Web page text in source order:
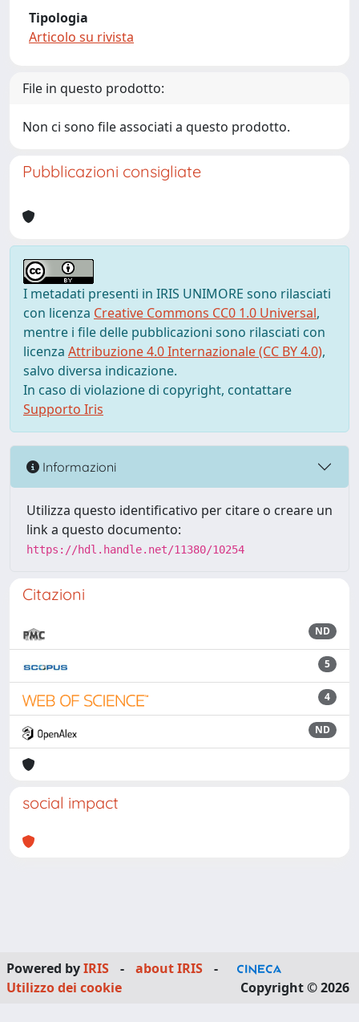
Tipologia
Articolo su rivista
File in questo prodotto:
Non ci sono file associati a questo prodotto.
Pubblicazioni consigliate
I metadati presenti in IRIS UNIMORE sono rilasciati
con licenza Creative Commons CC0 1.0 Universal,
mentre i file delle pubblicazioni sono rilasciati con
licenza Attribuzione 4.0 Internazionale (CC BY 4.0),
salvo diversa indicazione.
In caso di violazione di copyright, contattare
Supporto Iris
Informazioni
Utilizza questo identificativo per citare o creare un
link a questo documento:
https://hdl.handle.net/11380/10254
Citazioni
ND
5
4
ND
social impact
Powered byIRIS - about IRIS
-
Utilizzo dei cookie
Copyright © 2026